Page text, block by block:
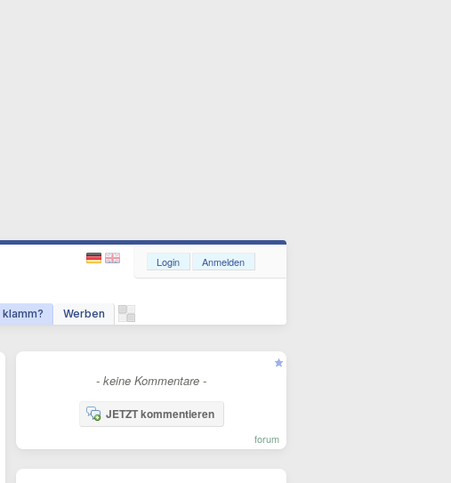
klamm? Werben
Login Anmelden
- keine Kommentare -
JETZT kommentieren
forum